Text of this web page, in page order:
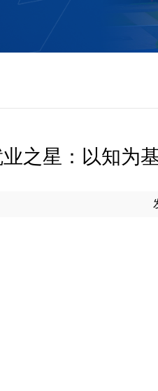
业之星：以知为